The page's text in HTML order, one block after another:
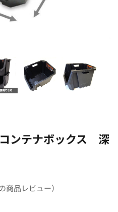
ンテナボックス 深
商品レビュー）